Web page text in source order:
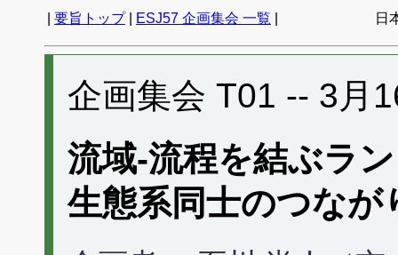
要旨トップ| ESJ57 企画集会 一覧 日
企画集会 T01 -- 3月
流域-流程を結ぶラ
生態系同士のつなが